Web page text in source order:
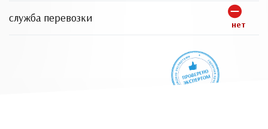
служба перевозки нет